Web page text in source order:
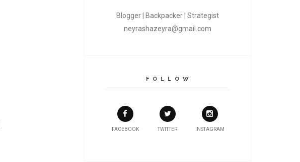
Blogger | Backpacker | Strategist
neyrashazeyra@gmail.com
F O L L O W
FACEBOOK TWITTER INSTAGRAM